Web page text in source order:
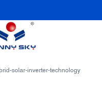
solar-inverter-technology